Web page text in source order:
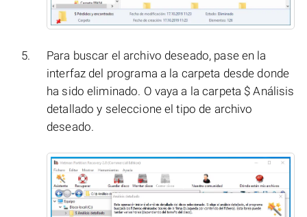
Para buscar el archivo deseado, pase en la
interfaz del programa a la carpeta desde donde
ha sido eliminado. O vaya a la carpeta $ Análisis
detallado y seleccione el tipo de archivo
deseado.